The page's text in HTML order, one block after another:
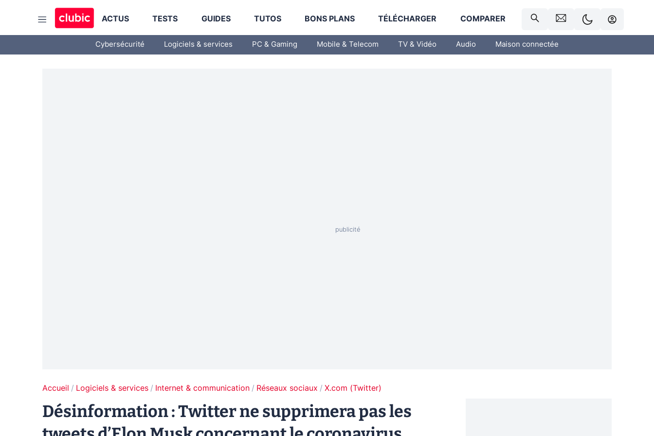
ACTUS TESTS GUIDES TUTOS BONS PLANS TÉLÉCHARGER COMPARER
Cybersécurité Logiciels & services PC & Gaming Mobile & Telecom TV & Vidéo Audio Maison connectée
Accueil Logiciels & services Internet & communication Réseaux sociaux X.com (Twitter)
Désinformation : Twitter ne supprimera pas les